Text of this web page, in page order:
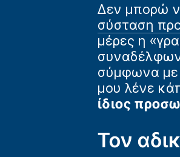
Δεν μπορώ
σύσταση
μέρες η
συναδέλφων
σύμφωνα με
μου λένε
ίδιος
Τον